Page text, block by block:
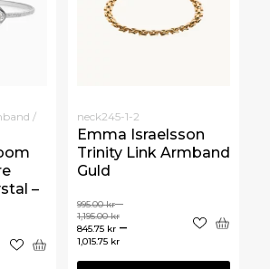
/
–
neck245-1-2
Emma Israelsson
Trinity Link Armband
Guld
995.00kr–
1,195.00kr
845.75 kr–
1,015.75 kr